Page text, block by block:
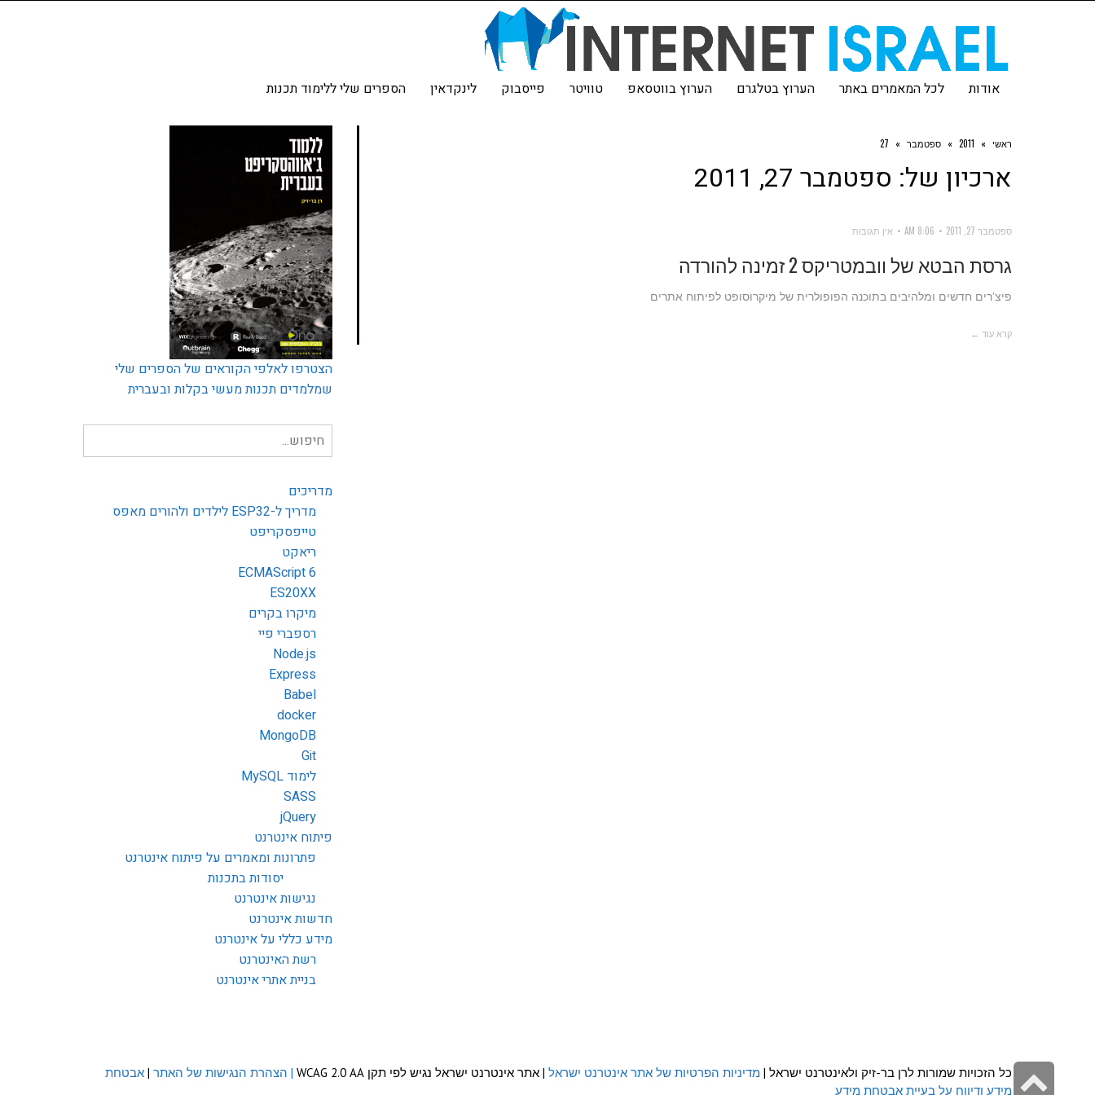
אודות לכל המאמרים באתר הערוץ בטלגרם הערוץ בווטסאפ טוויטר פייסבוק לינקדאין הספרים שלי ללימוד תכנות
ראשי »
2011
» ספטמבר »
27
ארכיון של: ספטמבר 27, 2011
ספטמבר 27, 2011 8:06 AM אין תגובות
גרסת הבטא של וובמטריקס 2 זמינה להורדה
פיצ'רים חדשים ומלהיבים בתוכנה הפופולרית של מיקרוסופט לפיתוח אתרים
קרא עוד ←
הצטרפו לאלפי הקוראים של הספרים שלי
שמלמדים תכנות מעשי בקלות ובעברית
חיפוש
עבור:
מדריכים
מדריך ל-ESP32 לילדים ולהורים מאפס
טייפסקריפט
ריאקט
ECMAScript 6
ES20XX
מיקרו בקרים
רספברי פיי
Node.js
Express
Babel
docker
MongoDB
Git
לימוד MySQL
SASS
jQuery
פיתוח אינטרנט
פתרונות ומאמרים על פיתוח אינטרנט
יסודות בתכנות
נגישות אינטרנט
חדשות אינטרנט
מידע כללי על אינטרנט
רשת האינטרנט
בניית אתרי אינטרנט
כל הזכויות שמורות לרן בר-זיק ולאינטרנט ישראל | מדיניות הפרטיות של אתר אינטרנט ישראל | אתר אינטרנט ישראל נגיש לפי תקן WCAG 2.0 AA | הצהרת הנגישות של האתר | אבטחת
מידע ודיווח על בעיית אבטחת מידע
גלילה